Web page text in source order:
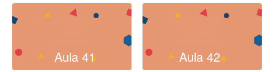
Aula 41 Aula 42